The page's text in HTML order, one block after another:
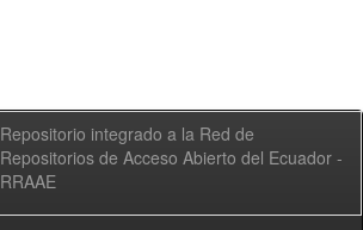
Repositorio integrado a la Red de
Repositorios de Acceso Abierto del Ecuador -
RRAAE